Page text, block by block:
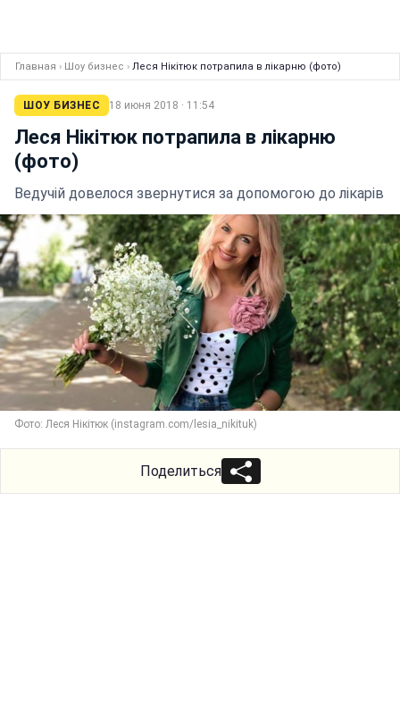
Главная › Шоу бизнес › Леся Нікітюк потрапила в лікарню (фото)
ШОУ БИЗНЕС 18 июня 2018 · 11:54
Леся Нікітюк потрапила в лікарню
(фото)
Ведучій довелося звернутися за допомогою до лікарів
Фото: Леся Нікітюк (instagram.com/lesia_nikituk)
Поделиться